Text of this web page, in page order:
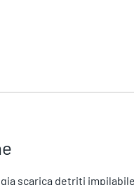
scarica detriti